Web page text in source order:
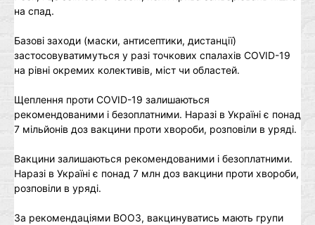
на спад.
Базові заходи (маски, антисептики, дистанції)
застосовуватимуться у разі точкових спалахів COVID-19
на рівні окремих колективів, міст чи областей.
Щеплення проти COVID-19 залишаються
рекомендованими і безоплатними. Наразі в Україні є понад
7 мільйонів доз вакцини проти хвороби, розповіли в уряді.
Вакцини залишаються рекомендованими і безоплатними.
Наразі в Україні є понад 7 млн доз вакцини проти хвороби,
розповіли в уряді.
За рекомендаціями ВООЗ, вакцинуватись мають групи